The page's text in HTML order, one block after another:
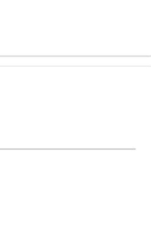
belle superficie de 1271m²,